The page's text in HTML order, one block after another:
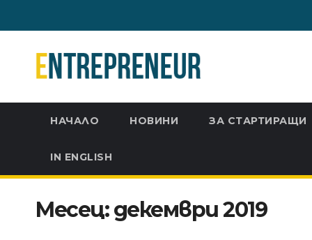
to
content
НАЧАЛО НОВИНИ ЗА СТАРТИРАЩИ
IN ENGLISH
Месец:декември 2019